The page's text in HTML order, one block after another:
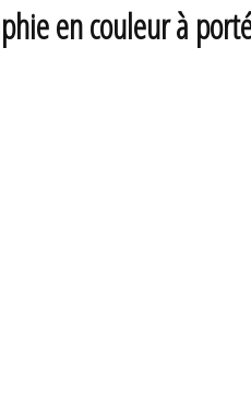
en couleur à